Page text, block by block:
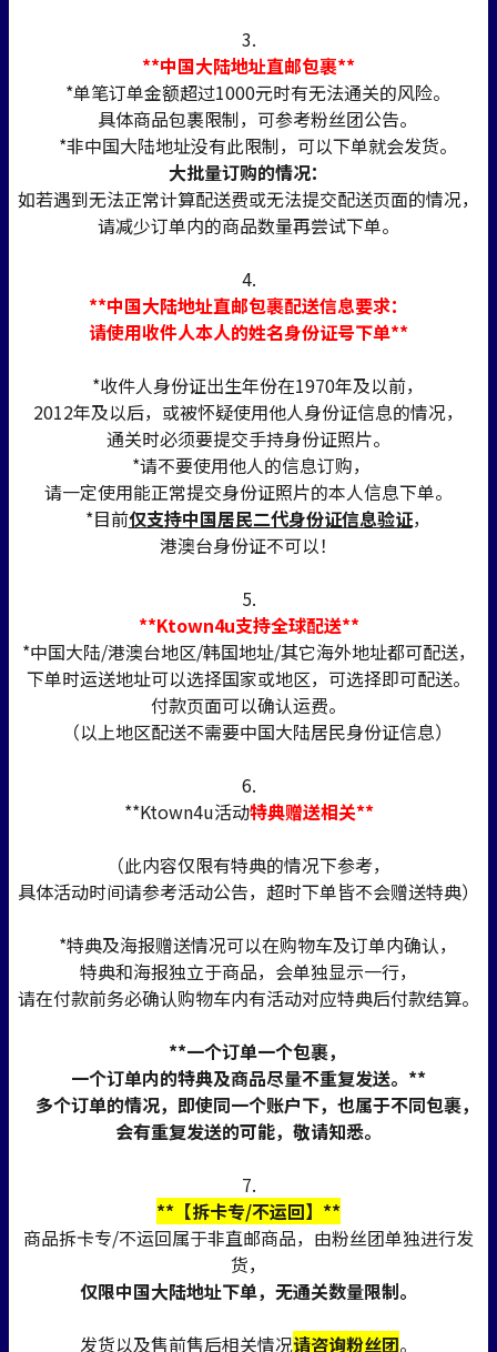
3.
**中国大陆地址直邮包裹**
*单笔订单金额超过1000元时有无法通关的风险。
具体商品包裹限制，可参考粉丝团公告。
*非中国大陆地址没有此限制，可以下单就会发货。
大批量订购的情况：
如若遇到无法正常计算配送费或无法提交配送页面的情况，
请减少订单内的商品数量再尝试下单。
4.
**中国大陆地址直邮包裹配送信息要求：
请使用收件人本人的姓名身份证号下单**
*收件人身份证出生年份在1970年及以前，
2012年及以后，或被怀疑使用他人身份证信息的情况，
通关时必须要提交手持身份证照片。
*请不要使用他人的信息订购，
请一定使用能正常提交身份证照片的本人信息下单。
*目前仅支持中国居民二代身份证信息验证，
港澳台身份证不可以！
5.
**Ktown4u支持全球配送**
*中国大陆/港澳台地区/韩国地址/其它海外地址都可配送，
下单时运送地址可以选择国家或地区，可选择即可配送。
付款页面可以确认运费。
（以上地区配送不需要中国大陆居民身份证信息）
6.
**Ktown4u活动特典赠送相关**
（此内容仅限有特典的情况下参考，
具体活动时间请参考活动公告，超时下单皆不会赠送特典）
*特典及海报赠送情况可以在购物车及订单内确认，
特典和海报独立于商品，会单独显示一行，
请在付款前务必确认购物车内有活动对应特典后付款结算。
**一个订单一个包裹，
一个订单内的特典及商品尽量不重复发送。**
多个订单的情况，即使同一个账户下，也属于不同包裹，
会有重复发送的可能，敬请知悉。
7.
**【拆卡专/不运回】**
商品拆卡专/不运回属于非直邮商品，由粉丝团单独进行发
货，
仅限中国大陆地址下单，无通关数量限制。
发货以及售前售后相关情况请咨询粉丝团。